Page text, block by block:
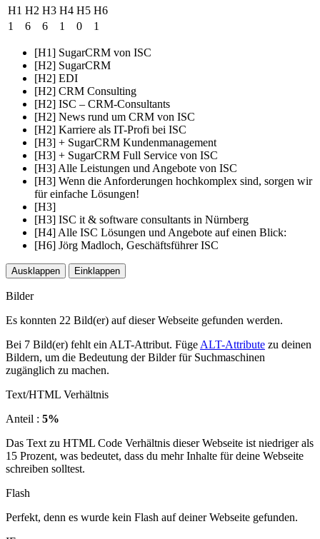
H1 H2 H3 H4 H5 H6
1
6 6 1 0 1
[H1] SugarCRM von ISC
[H2] SugarCRM
[H2] EDI
[H2] CRM Consulting
[H2] ISC – CRM-Consultants
[H2] News rund um CRM von ISC
[H2] Karriere als IT-Profi bei ISC
[H3] + SugarCRM Kundenmanagement
[H3] + SugarCRM Full Service von ISC
[H3] Alle Leistungen und Angebote von ISC
[H3] Wenn die Anforderungen hochkomplex sind, sorgen wir
für einfache Lösungen!
[H3]
[H3] ISC it & software consultants in Nürnberg
[H4] Alle ISC Lösungen und Angebote auf einen Blick:
[H6] Jörg Madloch, Geschäftsführer ISC
Ausklappen Einklappen
Bilder
Es konnten 22 Bild(er) auf dieser Webseite gefunden werden.
Bei 7 Bild(er) fehlt ein ALT-Attribut. Füge ALT-Attribute zu deinen
Bildern, um die Bedeutung der Bilder für Suchmaschinen
zugänglich zu machen.
Text/HTML Verhältnis
Anteil : 5%
Das Text zu HTML Code Verhältnis dieser Webseite ist niedriger als
15 Prozent, was bedeutet, dass du mehr Inhalte für deine Webseite
schreiben solltest.
Flash
Perfekt, denn es wurde kein Flash auf deiner Webseite gefunden.